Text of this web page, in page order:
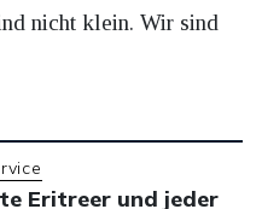
nicht klein. Wir sind
Eritreer und jeder